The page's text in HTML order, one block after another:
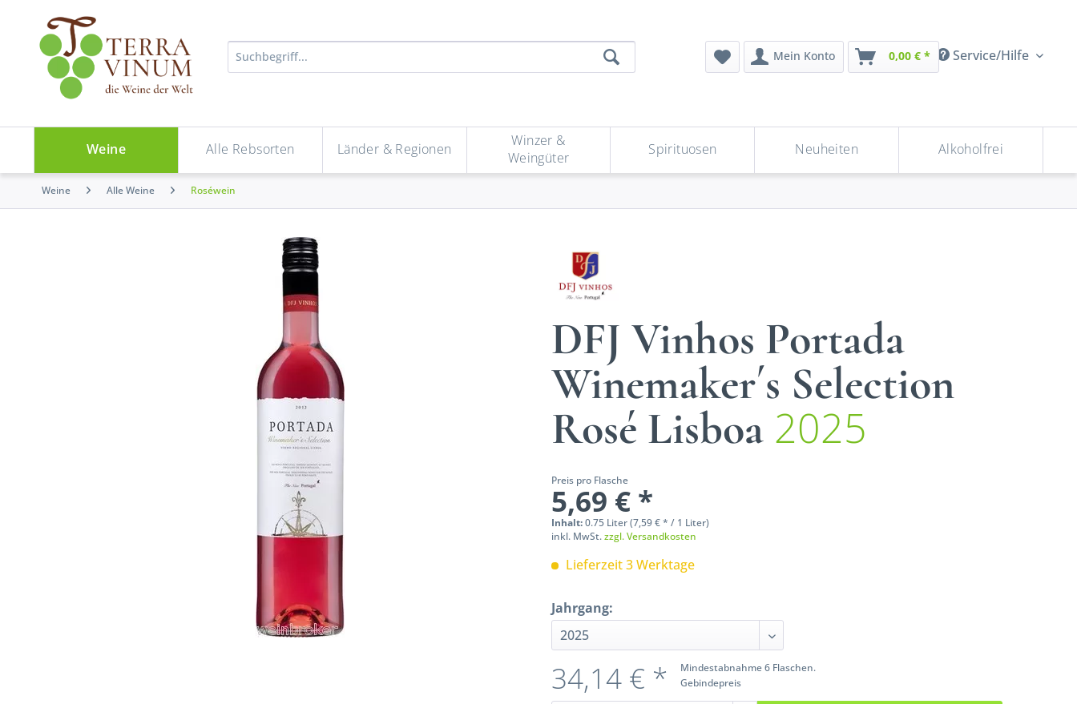
Service/Hilfe
Mein Konto 0,00 € *
Weine Alle Rebsorten Länder & Regionen
Winzer &
Weingüter
Spirituosen Neuheiten Alkoholfrei
Weine Alle Weine Roséwein
DFJ Vinhos Portada
Winemaker´s Selection
Rosé Lisboa 2025
Preis pro Flasche
5,69 € *
Inhalt:0.75 Liter (7,59 € * / 1 Liter)
inkl. MwSt.zzgl. Versandkosten
Lieferzeit 3 Werktage
Jahrgang:
Mindestabnahme 6 Flaschen.
Gebindepreis
34,14 € *